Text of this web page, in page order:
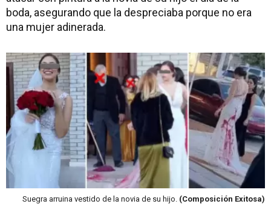
boda, asegurando que la despreciaba porque no era
una mujer adinerada.
Suegra arruina vestido de la novia de su hijo. (Composición Exitosa)